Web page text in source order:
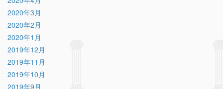
2020年3月
2020年2月
2020年1月
2019年12月
2019年11月
2019年10月
2019年9月